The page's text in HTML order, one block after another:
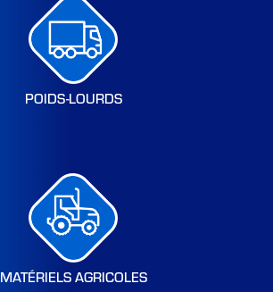
POIDS-LOURDS
MATÉRIELS AGRICOLES